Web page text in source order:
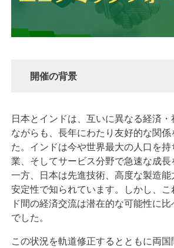
開催の背景
日本とインドは、互いに異なる経済
ながらも、長年にわたり友好的な関
た。インドは今や世界最大の人口を
業、そしてサービス分野で急速な成長
一方、日本は先進技術、高度な製造
安定性で知られています。しかし、
ド間の経済交流は潜在的な可能性に
でした。
この状況を軌道修正するとともに両